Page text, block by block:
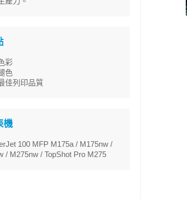
彩
色
佳列印品質
機
100 MFP M175a / M175nw /
/ M275nw / TopShot Pro M275